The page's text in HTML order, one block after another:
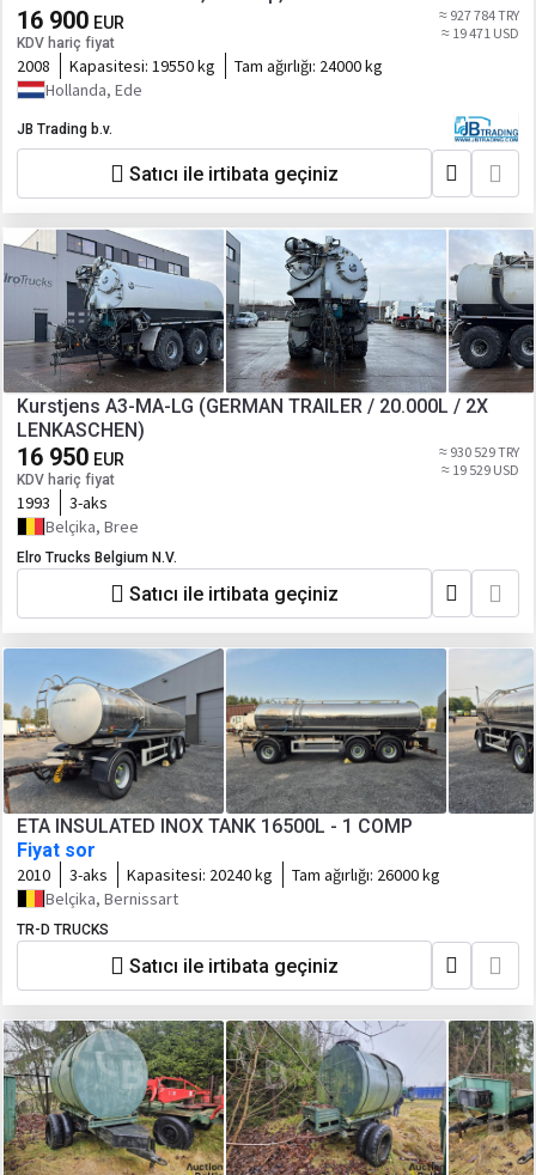
16 900 EUR
KDV hariç fiyat
≈ 927 784 TRY
≈ 19 471 USD
2008 Kapasitesi: 19550 kg Tam ağırlığı: 24000 kg
Hollanda, Ede
JB Trading b.v.
Satıcı ile irtibata geçiniz
Kurstjens A3-MA-LG (GERMAN TRAILER / 20.000L / 2X
LENKASCHEN)
16 950 EUR
KDV hariç fiyat
≈ 930 529 TRY
≈ 19 529 USD
1993
3-aks
Belçika, Bree
Elro Trucks Belgium N.V.
Satıcı ile irtibata geçiniz
ETA INSULATED INOX TANK 16500L - 1 COMP
Fiyat sor
2010 3-aks Kapasitesi: 20240 kg Tam ağırlığı: 26000 kg
Belçika, Bernissart
TR-D TRUCKS
Satıcı ile irtibata geçiniz